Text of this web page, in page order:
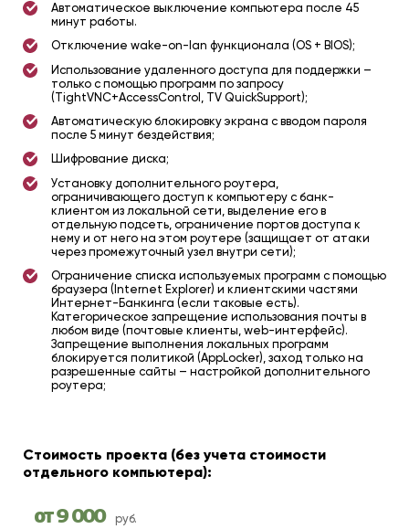
Автоматическое выключение компьютера после 45
минут работы.
Отключение wake-on-lan функционала (OS + BIOS);
Использование удаленного доступа для поддержки –
только с помощью программ по запросу
(TightVNC+AccessControl, TV QuickSupport);
Автоматическую блокировку экрана с вводом пароля
после 5 минут бездействия;
Шифрование диска;
Установку дополнительного роутера,
ограничивающего доступ к компьютеру с банк-
клиентом из локальной сети, выделение его в
отдельную подсеть, ограничение портов доступа к
нему и от него на этом роутере (защищает от атаки
через промежуточный узел внутри сети);
Ограничение списка используемых программ с помощью
браузера (Internet Explorer) и клиентскими частями
Интернет-Банкинга (если таковые есть).
Категорическое запрещение использования почты в
любом виде (почтовые клиенты, web-интерфейс).
Запрещение выполнения локальных программ
блокируется политикой (AppLocker), заход только на
разрешенные сайты – настройкой дополнительного
роутера;
Стоимость проекта (без учета стоимости
отдельного компьютера):
от 9 000 руб.